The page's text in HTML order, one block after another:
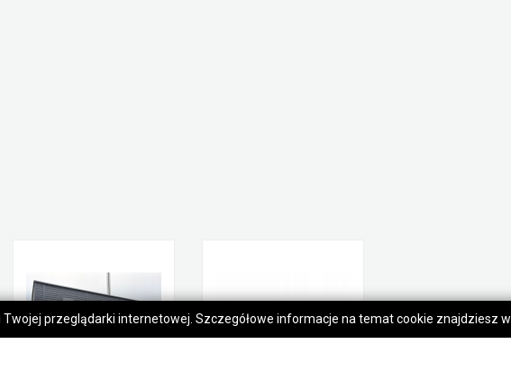
przeglądarki internetowej. Szczegółowe informacje na temat cookie znajdziesz w